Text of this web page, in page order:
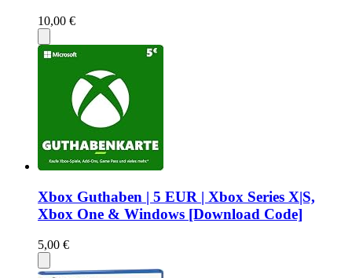
10,00 €
Xbox Guthaben | 5 EUR | Xbox Series X|S,
Xbox One & Windows [Download Code]
5,00 €